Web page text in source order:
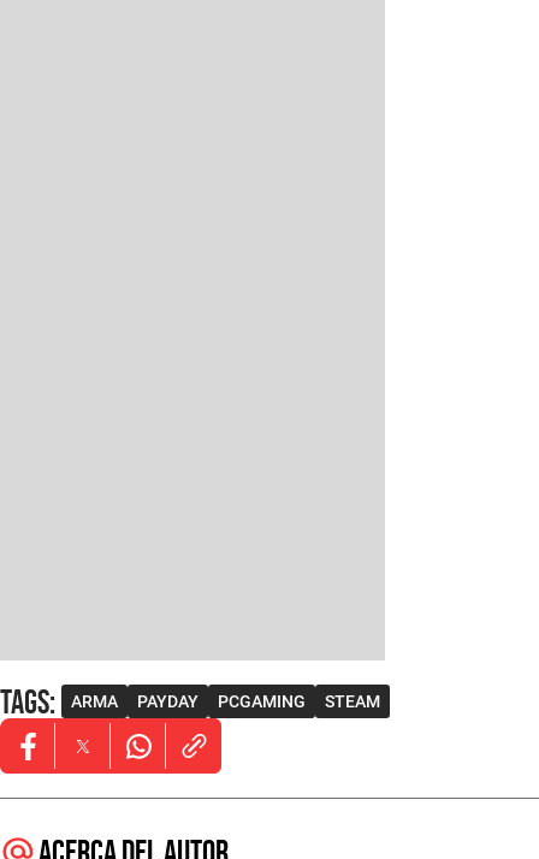
Tags: ARMA PAYDAY PCGAMING STEAM
Opens in new window
Opens in new window
Opens in new window